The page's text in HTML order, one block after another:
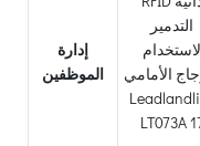
إدارة
الموظفين